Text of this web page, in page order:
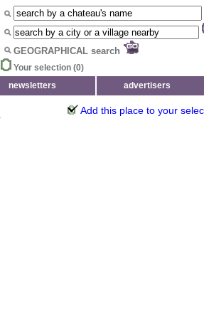
GEOGRAPHICAL search
Your selection (0)
newsletters advertisers
Add this place to your